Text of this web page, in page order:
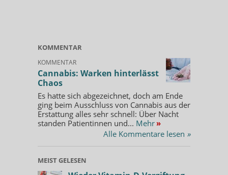
KOMMENTAR
KOMMENTAR
Cannabis: Warken hinterlässt
Chaos
Es hatte sich abgezeichnet, doch am Ende
ging beim Ausschluss von Cannabis aus der
Erstattung alles sehr schnell: Über Nacht
standen Patientinnen und... Mehr »
Alle Kommentare lesen »
MEIST GELESEN